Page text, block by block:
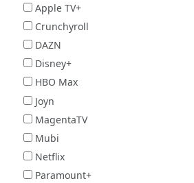
Apple TV+
Crunchyroll
DAZN
Disney+
HBO Max
Joyn
MagentaTV
Mubi
Netflix
Paramount+